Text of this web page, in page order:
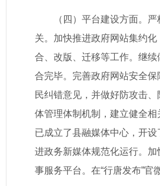
（四）平台建设方面。
关。加快推进政府网站集约
合、改版、迁移等工作。继
合完毕。完善政府网站安全
民纠错意见，并做好防攻击
体管理体制机制，建立健全
已成立了县融媒体中心，开设
进政务新媒体规范化运行。
事服务平台。在“行唐发布”